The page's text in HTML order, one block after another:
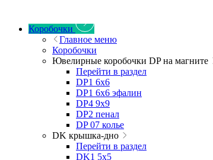
Коробочки
Главное меню
Коробочки
Ювелирные коробочки DP на магните
Перейти в раздел
DP1 6x6
DP1 6x6 эфалин
DP4 9x9
DP2 пенал
DP 07 колье
DK крышка-дно
Перейти в раздел
DK1 5x5